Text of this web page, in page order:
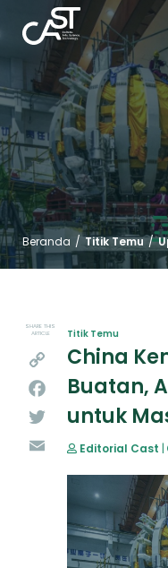
Beranda / Titik Temu /
SHARE THIS
ARTICLE
Facebook
Titik Temu
China
Buatan,
untuk
Editorial Cast |